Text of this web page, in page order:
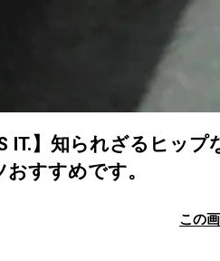
IT.】知られざるヒッ
すすめです。
この